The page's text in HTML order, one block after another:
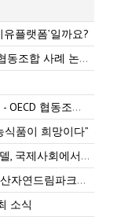
플랫폼’일까요?
암 경험자의 협동조합 설립 과정: S사회적협동조합 사례 논문 게재
배움에서 응답으로, 트렌토의 두 가지 추억 - OECD 협동조합 콘퍼런스 후기
식품이 희망이다”
OECD 국제협동조합포럼 초청 – 아이쿱 모델, 국제사회에서 주목받다
‘지속가능한 농업을 위한 생산소비포럼’ 괴산자연드림파크에서 성료
소식